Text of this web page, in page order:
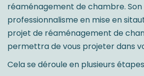
réaménagement de chambre. Son
professionnalisme en mise en
projet de réaménagement de
permettra de vous projeter dans
Cela se déroule en plusieurs